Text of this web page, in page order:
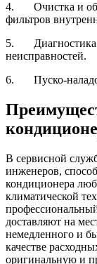
4. Очистка и
фильтров
5. Диагностика
неисправностей.
6. Пуско-
В сервисной
инженеров,
кондиционера
климатической
доставляют на
немедленного и
качестве
оригинальную и